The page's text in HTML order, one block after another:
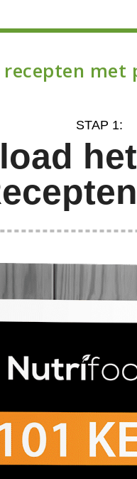
met
STAP 1: